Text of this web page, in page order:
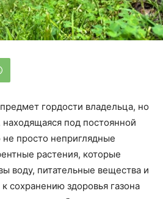
гордости владельца, но
под постоянной
просто неприглядные
растения, которые
воду, питательные вещества и
сохранению здоровья газона